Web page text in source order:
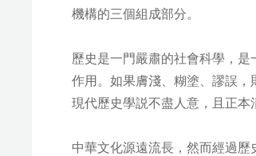
機構的三個組成部分。
歷史是一門嚴肅的社會科學，
作用。如果膚淺、糊塗、謬誤
現代歷史學説不盡人意，且正本
中華文化源遠流長，然而經過